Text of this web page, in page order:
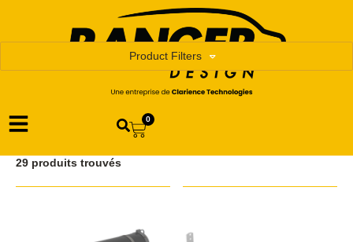
0
Product Filters
29 produits trouvés